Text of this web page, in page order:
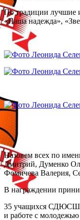
По традиции лучшие
«Наша надежда»,
Назовем всех по
Дмитрий, Думенко
Фомичева Валерия,
В награждении
35 учащихся СДЮСШОР
и работе с